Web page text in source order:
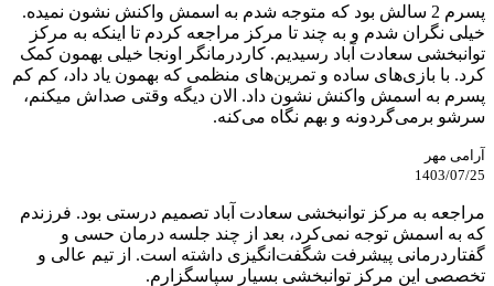
پسرم 2 سالش بود که متوجه شدم به اسمش واکنش نشون نمیده.
خیلی نگران شدم و به چند تا مرکز مراجعه کردم تا اینکه به مرکز
توانبخشی سعادت آباد رسیدیم. کاردرمانگر اونجا خیلی بهمون کمک
کرد. با بازی‌های ساده و تمرین‌های منظمی که بهمون یاد داد، کم کم
پسرم به اسمش واکنش نشون داد. الان دیگه وقتی صداش میکنم،
سرشو برمی‌گردونه و بهم نگاه می‌کنه.
آرامی مهر
1403/07/25
مراجعه به مرکز توانبخشی سعادت آباد تصمیم درستی بود. فرزندم
که به اسمش توجه نمی‌کرد، بعد از چند جلسه درمان حسی و
گفتاردرمانی پیشرفت شگفت‌انگیزی داشته است. از تیم عالی و
تخصصی‌ این مرکز توانبخشی بسیار سپاسگزارم.